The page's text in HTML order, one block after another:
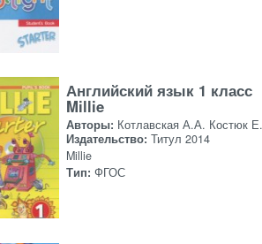
Английский язык 1 класс
Millie
Авторы: Котлавская А.А. Костюк
Издательство: Титул 2014
Millie
Тип: ФГОС